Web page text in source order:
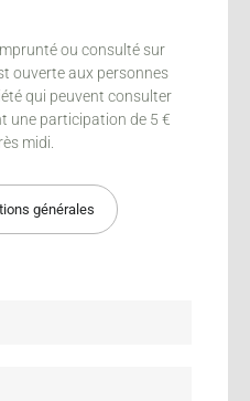
ou consulté sur
ouverte aux personnes
qui peuvent consulter
une participation de 5 €
midi.
générales